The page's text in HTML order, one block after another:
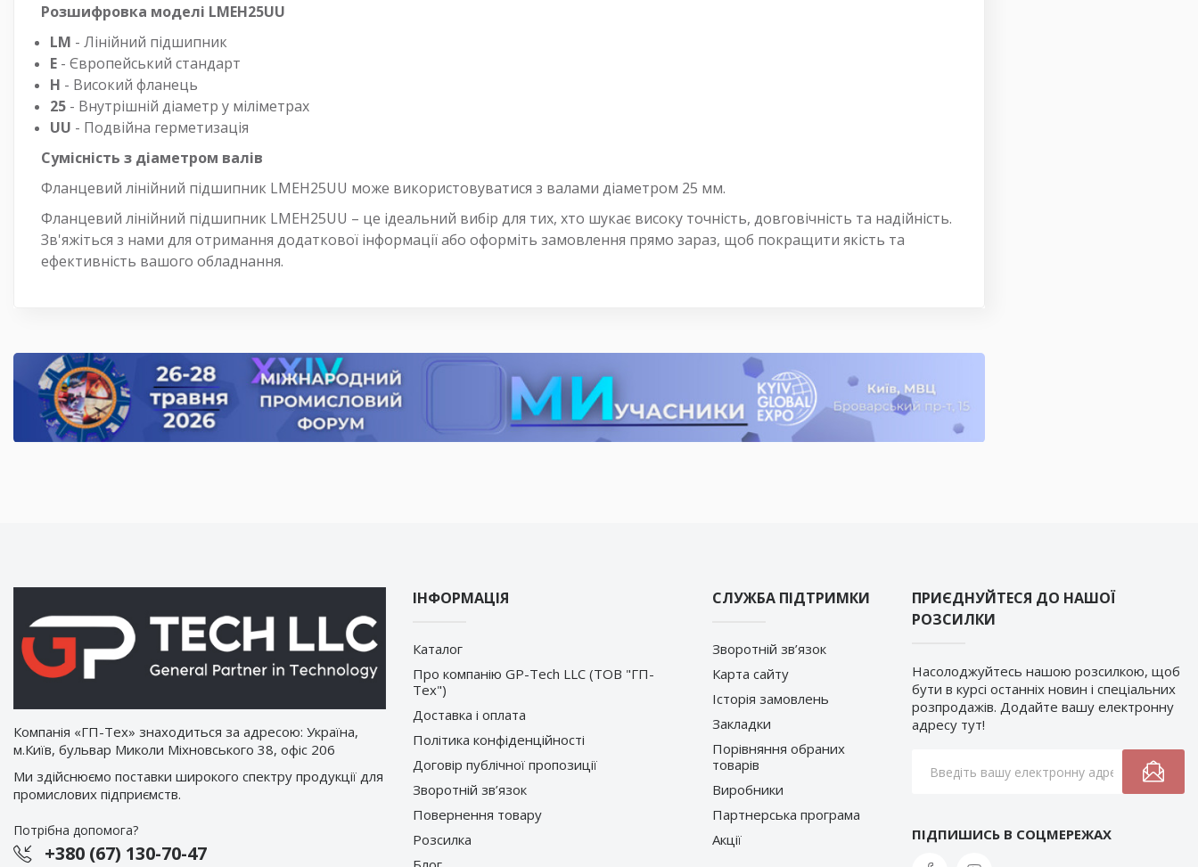
Розшифровка моделі LMEH25UU
LM - Лінійний підшипник
E - Європейський стандарт
H - Високий фланець
25 - Внутрішній діаметр у міліметрах
UU - Подвійна герметизація
Сумісність з діаметром валів
Фланцевий лінійний підшипник LMEH25UU може використовуватися з валами діаметром 25 мм.
Фланцевий лінійний підшипник LMEH25UU – це ідеальний вибір для тих, хто шукає високу точність, довговічність та надійність.
Зв'яжіться з нами для отримання додаткової інформації або оформіть замовлення прямо зараз, щоб покращити якість та
ефективність вашого обладнання.
Компанія «ГП-Тех» знаходиться за адресою: Україна,
м.Київ, бульвар Миколи Міхновського 38, офіс 206
Ми здійснюємо поставки широкого спектру продукції для
промислових підприємств.
Потрібна допомога?
+380 (67) 130-70-47
ІНФОРМАЦІЯ
Каталог
Про компанію GP-Tech LLC (ТОВ "ГП-
Тех")
Доставка і оплата
Політика конфіденційності
Договір публічної пропозиції
Зворотній зв’язок
Повернення товару
Розсилка
СЛУЖБА ПІДТРИМКИ
Зворотній зв’язок
Карта сайту
Історія замовлень
Закладки
Порівняння обраних
товарів
Виробники
Партнерська програма
Акції
ПРИЄДНУЙТЕСЯ ДО НАШОЇ
РОЗСИЛКИ
Насолоджуйтесь нашою розсилкою, щоб
бути в курсі останніх новин і спеціальних
розпродажів. Додайте вашу електронну
адресу тут!
ПІДПИШИСЬ В СОЦМЕРЕЖАХ